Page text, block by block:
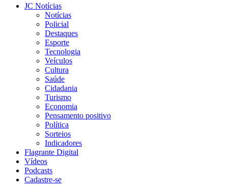
JC Notícias
Notícias
Policial
Destaques
Esporte
Tecnologia
Veículos
Cultura
Saúde
Cidadania
Turismo
Economia
Pensamento positivo
Política
Sorteios
Indicadores
Flagrante Digital
Vídeos
Podcasts
Cadastre-se